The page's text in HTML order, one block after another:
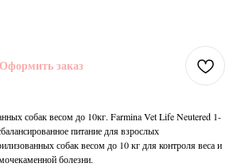
Оформить заказ
собак весом до 10кг. Farmina Vet Life Neutered 1-
питание для взрослых
собак весом до 10 кг для контроля веса и
болезни.